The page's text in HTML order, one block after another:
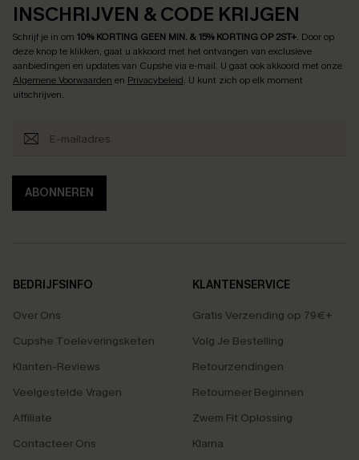
INSCHRIJVEN & CODE KRIJGEN
Schrijf je in om 10% KORTING GEEN MIN. & 15% KORTING OP 2ST+. Door op
deze knop te klikken, gaat u akkoord met het ontvangen van exclusieve
aanbiedingen en updates van Cupshe via e-mail. U gaat ook akkoord met onze
Algemene Voorwaarden en Privacybeleid. U kunt zich op elk moment
uitschrijven.
ABONNEREN
BEDRIJFSINFO
Over Ons
Cupshe Toeleveringsketen
Klanten-Reviews
Veelgestelde Vragen
Affiliate
Contacteer Ons
KLANTENSERVICE
Gratis Verzending op 79€+
Volg Je Bestelling
Retourzendingen
Retourneer Beginnen
Zwem Fit Oplossing
Klarna